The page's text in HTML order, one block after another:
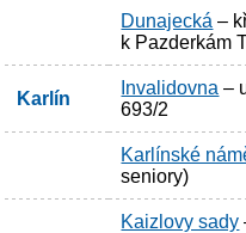
Dunajecká –
k Pazderkám
Karlín
Invalidovna –
693/2
Karlínské
seniory)
Kaizlovy sady